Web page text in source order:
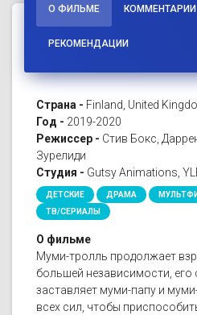
О ФИЛЬМЕ КОММЕНТАРИИ
РЕКОМЕНДАЦИИ
Страна - Finland, United
Год - 2019-2020
Режиссер - Стив Бокс,
Зурелиди
Студия - Gutsy Animations,
ДЕТСКИЕ ДРАМА
ТВ/СЕРИАЛЫ
О фильме
Муми-тролль продолжает
большей независимости, его
заставляет муми-папу и
всех сил, чтобы